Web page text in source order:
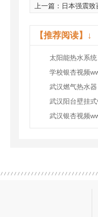
上一篇： 日本强震致
【推荐阅读】↓
太阳能热水系统
学校银杏视频
武汉燃气热水器
武汉阳台壁挂
武汉银杏视频